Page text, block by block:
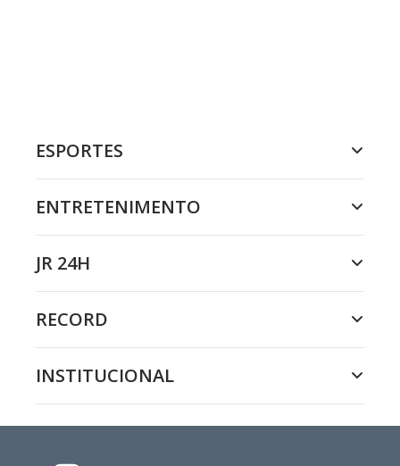
ESPORTES
ENTRETENIMENTO
JR 24H
RECORD
INSTITUCIONAL